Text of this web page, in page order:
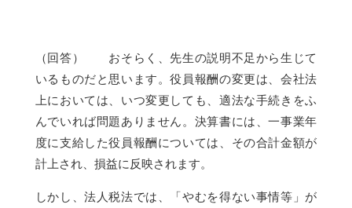
（回答） おそらく、先生の説明不足から生じて
いるものだと思います。役員報酬の変更は、会社法
上においては、いつ変更しても、適法な手続きをふ
んでいれば問題ありません。決算書には、一事業年
度に支給した役員報酬については、その合計金額が
計上され、損益に反映されます。
しかし、法人税法では、「やむを得ない事情等」が